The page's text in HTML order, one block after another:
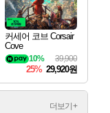
커세어 코브 Corsair
Cove
39,900
10%
25% 29,920원
더보기+